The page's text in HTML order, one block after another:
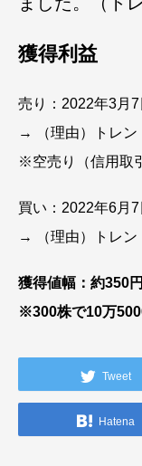
獲得利益
売り：2022年3月7
→ （理由）トレン
※空売り（信用取
買い：2022年6月7
→ （理由）トレン
獲得値幅：約350
※300株で10万
Tweet
Hatena